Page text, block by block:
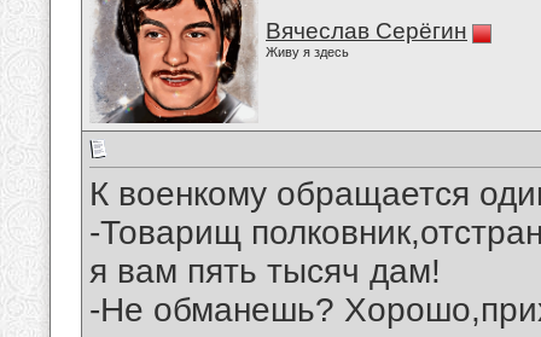
Вячеслав Серёгин
Живу я здесь
К военкому обращается
-Товарищ
я вам пять тысяч дам!
-Не обманешь?